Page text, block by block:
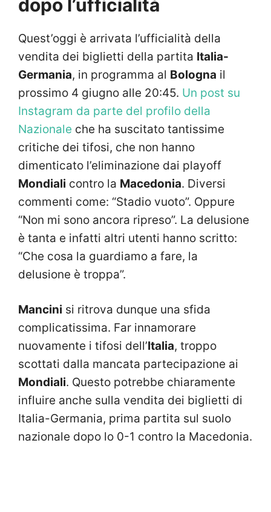
dopo l’ufficialità
Quest’oggi è arrivata l’ufficialità della
vendita dei biglietti della partita Italia-
Germania, in programma al Bologna il
prossimo 4 giugno alle 20:45. Un post su
Instagram da parte del profilo della
Nazionale che ha suscitato tantissime
critiche dei tifosi, che non hanno
dimenticato l’eliminazione dai playoff
Mondiali contro la Macedonia. Diversi
commenti come: “Stadio vuoto”. Oppure
“Non mi sono ancora ripreso”. La delusione
è tanta e infatti altri utenti hanno scritto:
“Che cosa la guardiamo a fare, la
delusione è troppa”.
Mancini si ritrova dunque una sfida
complicatissima. Far innamorare
nuovamente i tifosi dell’Italia, troppo
scottati dalla mancata partecipazione ai
Mondiali. Questo potrebbe chiaramente
influire anche sulla vendita dei biglietti di
Italia-Germania, prima partita sul suolo
nazionale dopo lo 0-1 contro la Macedonia.